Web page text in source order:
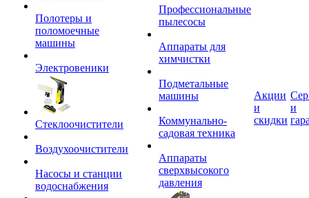
Полотеры и
поломоечные
машины
Электровеники
Стеклоочистители
Воздухоочистители
Насосы и станции
водоснабжения
Профессиональные
пылесосы
Аппараты для
химчистки
Подметальные
машины
Коммунально-
садовая техника
Аппараты
сверхвысокого
давления
Акции
и
скидки
и